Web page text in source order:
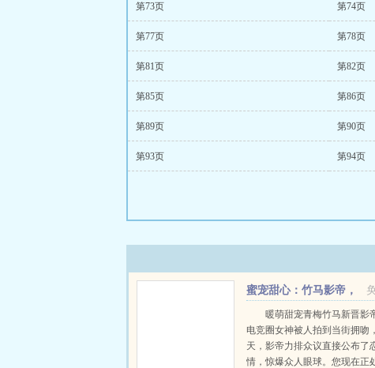
第73页 第74页
第77页 第78页
第81页 第82页
第85页 第86页
第89页 第90页
第93页 第94页
蜜宠甜心：竹马影帝，
亲一个！
暖萌甜宠青梅竹马新晋影
电竞圈女神被人拍到当街拥吻
天，影帝力排众议直接公布了
情，惊爆众人眼球。您现在正